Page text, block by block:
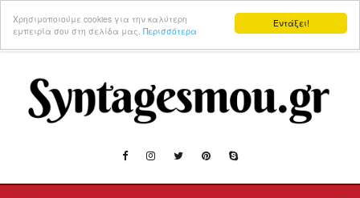
Εντάξει!
Χρησιμοποιούμε cookies για την καλύτερη
εμπειρία σου στη σελίδα μας. Περισσότερα